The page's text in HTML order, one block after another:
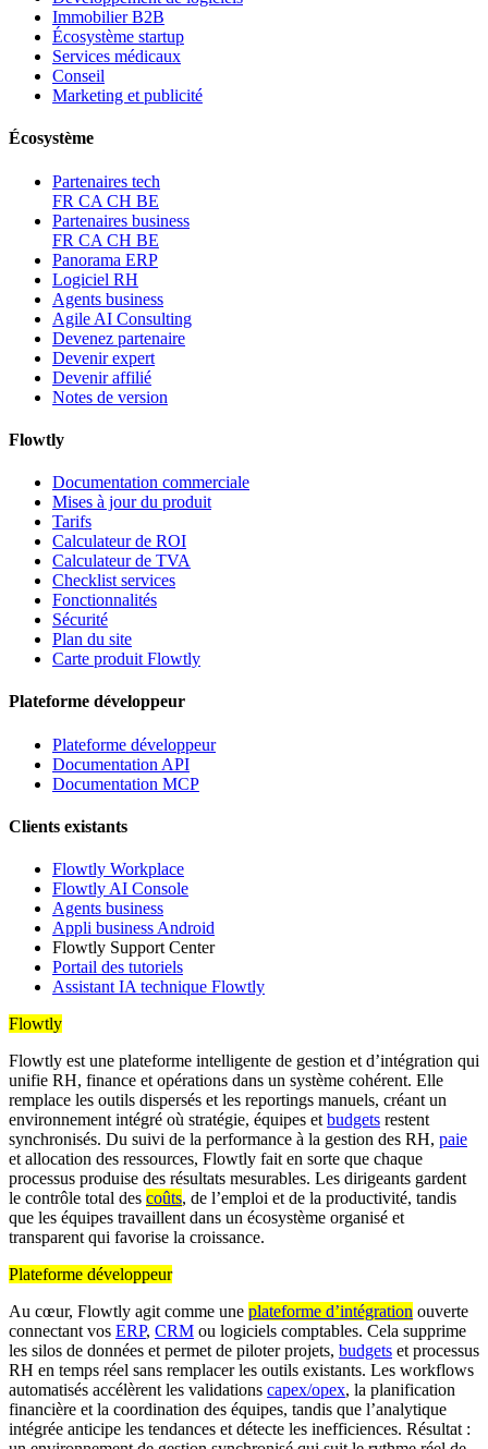
Immobilier B2B
Écosystème startup
Services médicaux
Conseil
Marketing et publicité
Écosystème
Partenaires tech
FR CA CH BE
Partenaires business
FR CA CH BE
Panorama ERP
Logiciel RH
Agents business
Agile AI Consulting
Devenez partenaire
Devenir expert
Devenir affilié
Notes de version
Flowtly
Documentation commerciale
Mises à jour du produit
Tarifs
Calculateur de ROI
Calculateur de TVA
Checklist services
Fonctionnalités
Sécurité
Plan du site
Carte produit Flowtly
Plateforme développeur
Plateforme développeur
Documentation API
Documentation MCP
Clients existants
Flowtly Workplace
Flowtly AI Console
Agents business
Appli business Android
Flowtly Support Center
Portail des tutoriels
Assistant IA technique Flowtly
Flowtly
Flowtly est une plateforme intelligente de gestion et d’intégration qui
unifie RH, finance et opérations dans un système cohérent. Elle
remplace les outils dispersés et les reportings manuels, créant un
environnement intégré où stratégie, équipes et budgets restent
synchronisés. Du suivi de la performance à la gestion des RH, paie
et allocation des ressources, Flowtly fait en sorte que chaque
processus produise des résultats mesurables. Les dirigeants gardent
le contrôle total des coûts, de l’emploi et de la productivité, tandis
que les équipes travaillent dans un écosystème organisé et
transparent qui favorise la croissance.
Plateforme développeur
Au cœur, Flowtly agit comme une plateforme d’intégration ouverte
connectant vos ERP, CRM ou logiciels comptables. Cela supprime
les silos de données et permet de piloter projets, budgets et processus
RH en temps réel sans remplacer les outils existants. Les workflows
automatisés accélèrent les validations capex/opex, la planification
financière et la coordination des équipes, tandis que l’analytique
intégrée anticipe les tendances et détecte les inefficiences. Résultat :